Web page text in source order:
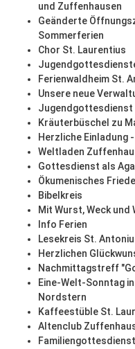
und Zuffenhausen
Geänderte
Sommerferien
Chor St. Laurentius
Ferienwaldheim St.
Unsere neue
Jugendgottesdienst
Kräuterbüschel zu
Herzliche Einladung
Weltladen
Gottesdienst als
Ökumenisches
Bibelkreis
Mit Wurst, Weck und
Info Ferien
Lesekreis St.
Herzlichen
Nachmittagstreff
Eine-Welt-Sonntag
Nordstern
Kaffeestüble St.
Altenclub